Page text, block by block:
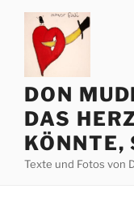
Zum
springen
DON
DAS
KÖNNTE,
Texte und Fotos von